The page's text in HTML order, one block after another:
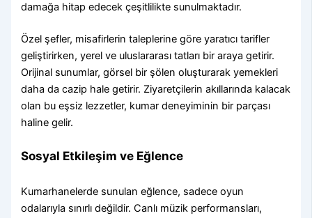
damağa hitap edecek çeşitlilikte sunulmaktadır.
Özel şefler, misafirlerin taleplerine göre yaratıcı tarifler
geliştirirken, yerel ve uluslararası tatları bir araya getirir.
Orijinal sunumlar, görsel bir şölen oluşturarak yemekleri
daha da cazip hale getirir. Ziyaretçilerin akıllarında kalacak
olan bu eşsiz lezzetler, kumar deneyiminin bir parçası
haline gelir.
Sosyal Etkileşim ve Eğlence
Kumarhanelerde sunulan eğlence, sadece oyun
odalarıyla sınırlı değildir. Canlı müzik performansları,